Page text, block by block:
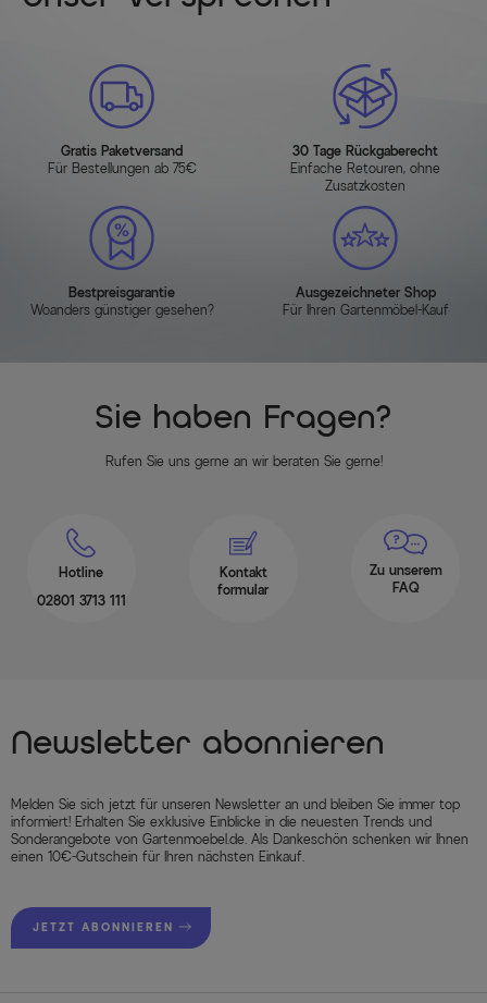
Gratis Paketversand
Für Bestellungen ab 75€
30 Tage Rückgaberecht
Einfache Retouren, ohne
Zusatzkosten
Bestpreisgarantie
Woanders günstiger gesehen?
Ausgezeichneter Shop
Für Ihren Gartenmöbel-Kauf
Sie haben Fragen?
Rufen Sie uns gerne an wir beraten Sie gerne!
Hotline
02801 3713 111
Kontakt
formular
Zu unserem
FAQ
Newsletter abonnieren
Melden Sie sich jetzt für unseren Newsletter an und bleiben Sie immer top
informiert! Erhalten Sie exklusive Einblicke in die neuesten Trends und
Sonderangebote von Gartenmoebel.de. Als Dankeschön schenken wir Ihnen
einen 10€-Gutschein für Ihren nächsten Einkauf.
JETZT ABONNIEREN